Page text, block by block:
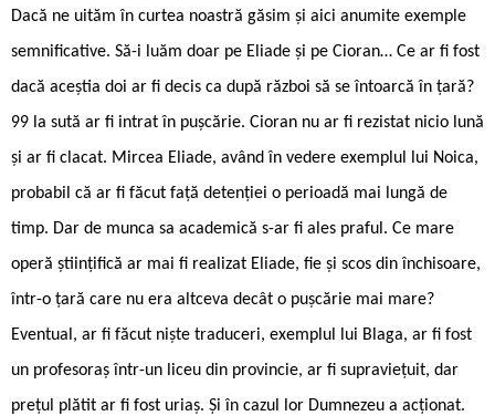
Dacă ne uităm în curtea noastră găsim și aici anumite exemple
semnificative. Să-i luăm doar pe Eliade și pe Cioran… Ce ar fi fost
dacă aceștia doi ar fi decis ca după război să se întoarcă în țară?
99 la sută ar fi intrat în pușcărie. Cioran nu ar fi rezistat nicio lună
și ar fi clacat. Mircea Eliade, având în vedere exemplul lui Noica,
probabil că ar fi făcut față detenției o perioadă mai lungă de
timp. Dar de munca sa academică s-ar fi ales praful. Ce mare
operă științifică ar mai fi realizat Eliade, fie și scos din închisoare,
într-o țară care nu era altceva decât o pușcărie mai mare?
Eventual, ar fi făcut niște traduceri, exemplul lui Blaga, ar fi fost
un profesoraș într-un liceu din provincie, ar fi supraviețuit, dar
prețul plătit ar fi fost uriaș. Și în cazul lor Dumnezeu a acționat.